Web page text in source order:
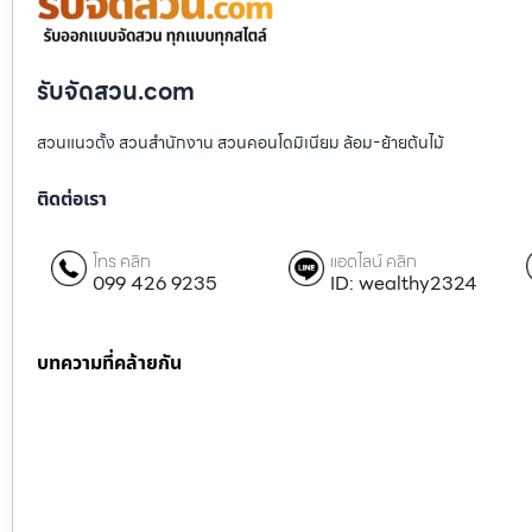
รับจัดสวน.com
สวนแนวตั้ง สวนสำนักงาน สวนคอนโดมิเนียม ล้อม-ย้ายต้นไม้
ติดต่อเรา
โทร คลิก
099 426 9235
แอดไลน์ คลิก
ID: wealthy2324
บทความที่คล้ายกัน